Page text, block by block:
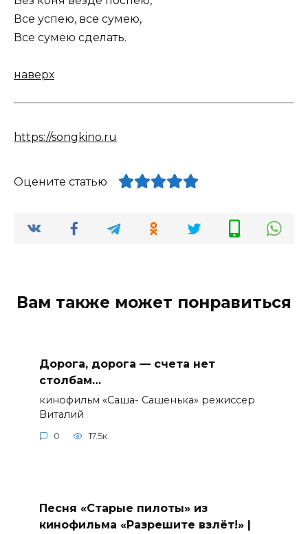
Все успею, все сумею,
Все сумею сделать.
наверх
https://songkino.ru
Оцените статью
Вам также может понравиться
Дорога, дорога — счета нет
столбам…
кинофильм «Саша- Сашенька» режиссер
Виталий
0 17.5к.
Песня «Старые пилоты» из
кинофильма «Разрешите взлёт!» |